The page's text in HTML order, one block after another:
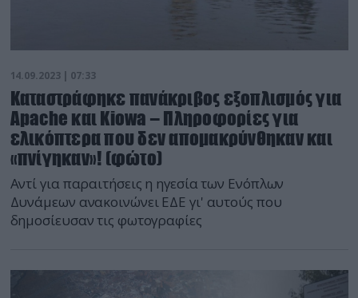
14.09.2023 | 07:33
Καταστράφηκε πανάκριβος εξοπλισμός για
Apache και Kiowa – Πληροφορίες για
ελικόπτερα που δεν απομακρύνθηκαν και
«πνίγηκαν»! (φώτο)
Αντί για παραιτήσεις η ηγεσία των Ενόπλων
Δυνάμεων ανακοινώνει ΕΔΕ γι' αυτούς που
δημοσίευσαν τις φωτογραφίες